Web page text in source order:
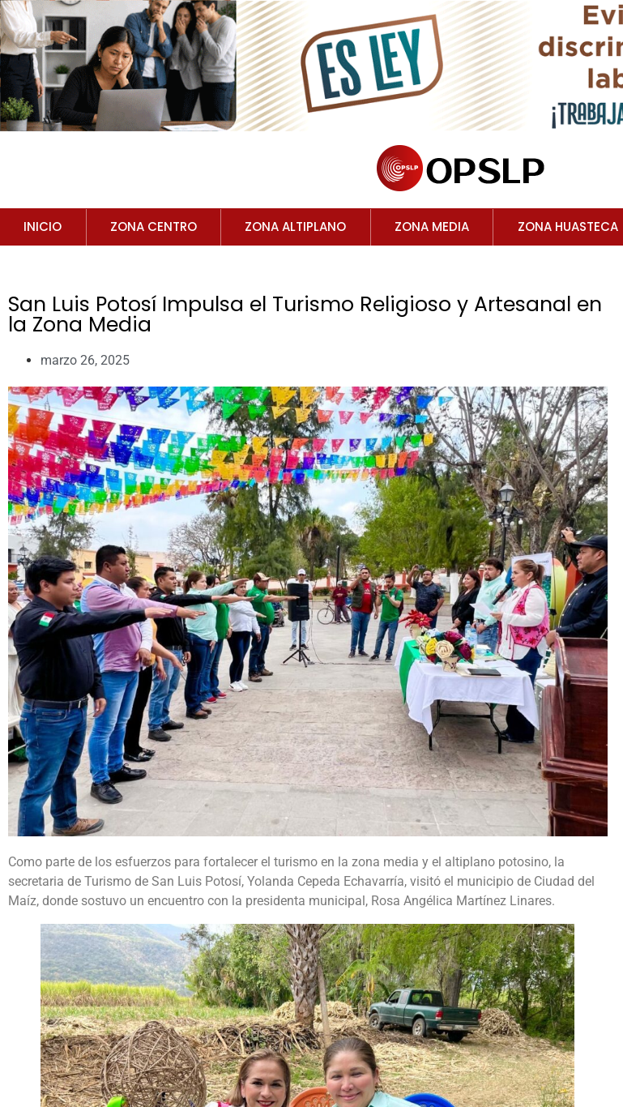
INICIO ZONA CENTRO ZONA ALTIPLANO ZONA MEDIA ZONA HUASTECA
San Luis Potosí Impulsa el Turismo Religioso y Artesanal en
la Zona Media
marzo 26, 2025
Como parte de los esfuerzos para fortalecer el turismo en la zona media y el altiplano potosino, la
secretaria de Turismo de San Luis Potosí, Yolanda Cepeda Echavarría, visitó el municipio de Ciudad del
Maíz, donde sostuvo un encuentro con la presidenta municipal, Rosa Angélica Martínez Linares.